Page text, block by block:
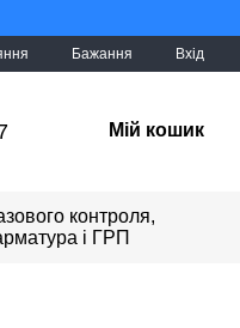
Бажання Вхід
Мій кошик
контроля,
і ГРП